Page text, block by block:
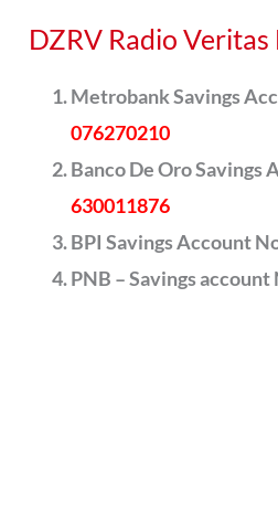
DZRV Radio
Metrobank Savings
076270210
Banco De Oro Savings
630011876
BPI Savings Account
PNB – Savings account